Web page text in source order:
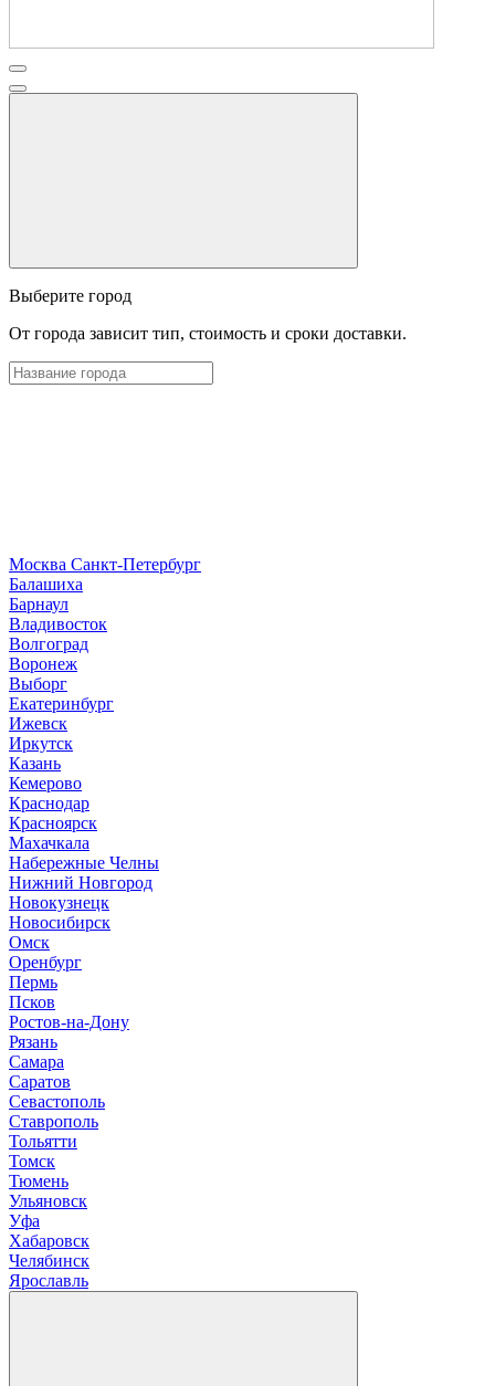
Выберите город
От города зависит тип, стоимость и сроки доставки.
Москва Санкт-Петербург
Балашиха
Барнаул
Владивосток
Волгоград
Воронеж
Выборг
Екатеринбург
Ижевск
Иркутск
Казань
Кемерово
Краснодар
Красноярск
Махачкала
Набережные Челны
Нижний Новгород
Новокузнецк
Новосибирск
Омск
Оренбург
Пермь
Псков
Ростов-на-Дону
Рязань
Самара
Саратов
Севастополь
Ставрополь
Тольятти
Томск
Тюмень
Ульяновск
Уфа
Хабаровск
Челябинск
Ярославль